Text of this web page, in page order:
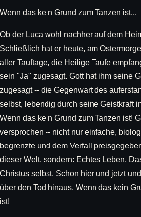
Wenn das kein Grund zum Tanzen ist...
Ob der Luca wohl nachher auf dem
Schließlich hat er heute, am
aller Tauftage, die Heilige Taufe
sein "Ja" zugesagt. Gott hat ihm seine
zugesagt -- die Gegenwart des
selbst, lebendig durch seine Geistkraft
Wenn das kein Grund zum Tanzen ist!
versprochen -- nicht nur einfache,
begrenzte und dem Verfall
dieser Welt, sondern: Echtes Leben.
Christus selbst. Schon hier und jetzt
über den Tod hinaus. Wenn das kein
ist!